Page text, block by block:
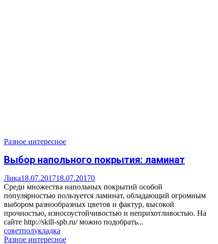
Разное интересное
Выбор напольного покрытия: ламинат
Лика18.07.201718.07.20170
Среди множества напольных покрытий особой
популярностью пользуется ламинат, обладающий огромным
выбором разнообразных цветов и фактур, высокой
прочностью, износоустойчивостью и неприхотливостью. На
сайте http://skill-spb.ru/ можно подобрать...
советполукладка
Разное интересное